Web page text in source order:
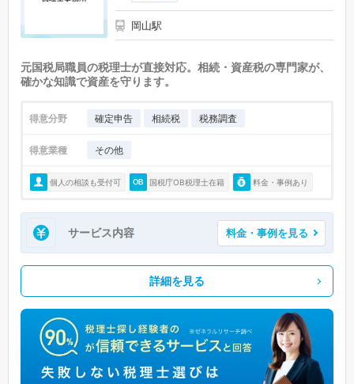
岡山駅
元国税局職員の税理士が直接対応。相続・資産税の専門家が、
確かな知識で資産を守ります。
得意分野 確定申告 相続税 税務調査
得意業種 その他
個人の相談も受付可 国税庁OB税理士在籍 料金・事例あり
サービス内容 料金・事例を見る
詳細を見る